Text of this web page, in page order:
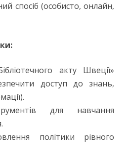
спосіб (особисто, онлайн,
акту Швеції»
доступ до знань,
для навчання
політики рівного